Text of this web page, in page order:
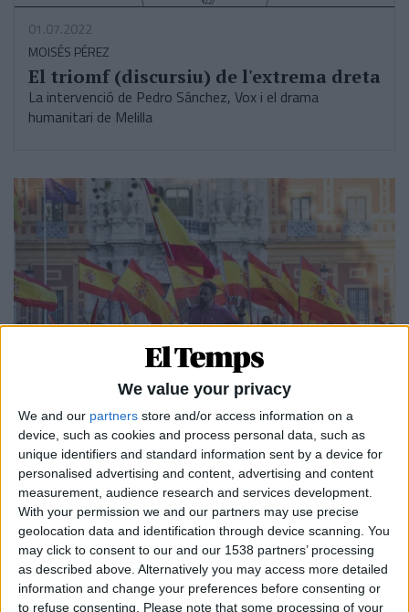
We value your privacy
We and our partners store and/or access information on a
device, such as cookies and process personal data, such as
unique identifiers and standard information sent by a device for
personalised advertising and content, advertising and content
measurement, audience research and services development.
With your permission we and our partners may use precise
geolocation data and identification through device scanning. You
may click to consent to our and our 1538 partners’ processing
as described above. Alternatively you may access more detailed
information and change your preferences before consenting or
to refuse consenting.
Please note that some processing of your
01.07.2022
MOISÉS PÉREZ
El triomf (discursiu) de l'extrema dreta
La intervenció de Pedro Sánchez, Vox i el drama
humanitari de Melilla
30.05.2021
BATALLA CULTURAL
La guerra ideològica de la ultradreta
espanyola contra el feminisme
L'estratègia ultraconservadora de Vox per la
dretanització social
Per Moisés Pérez